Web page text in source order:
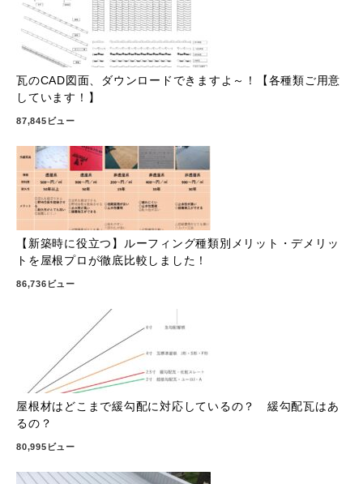
瓦のCAD図面、ダウンロードできますよ～！【各種類ご用意
しています！】
87,845ビュー
【新築時に役立つ】ルーフィング種類別メリット・デメリッ
トを屋根プロが徹底比較しました！
86,736ビュー
屋根材はどこまで緩勾配に対応しているの？ 緩勾配瓦はあ
るの？
80,995ビュー